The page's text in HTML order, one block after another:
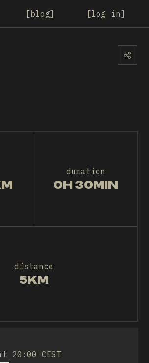
blog log in
duration
0H 30MIN
distance
5KM
20:00 CEST